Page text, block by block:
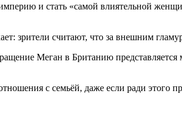
и стать «самой влиятельной
зрители считают, что за внешним
Меган в Британию
с семьёй, даже если ради этого